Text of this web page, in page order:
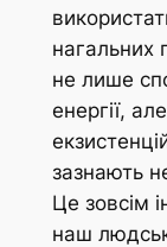
нагальних
не лише
енергії,
зазнають
Це зовсім
наш